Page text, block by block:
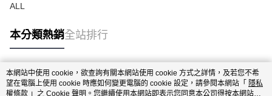
ALL
本分類熱銷全站排行
熱門標籤
本網站中使用 cookie，欲查詢有關本網站使用 cookie 方式之詳情，及若您不希
望在電腦上使用 cookie 時應如何變更電腦的 cookie 設定，請參閱本網站「 隱私
權條款 」之 Cookie 聲明。您繼續使用本網站即表示您同意本公司得按本網站使